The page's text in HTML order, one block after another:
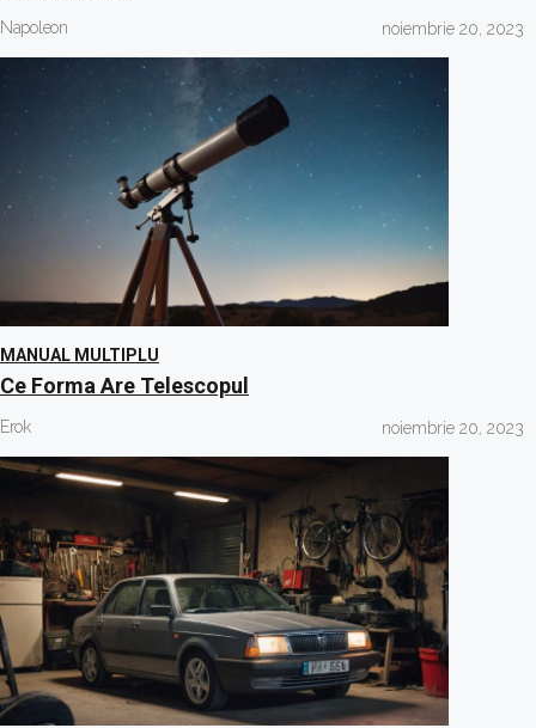
Napoleon noiembrie 20, 2023
MANUAL MULTIPLU
Ce Forma Are Telescopul
Erok noiembrie 20, 2023